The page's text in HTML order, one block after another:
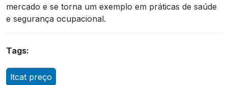
mercado e se torna um exemplo em práticas de saúde
e segurança ocupacional.
Tags:
ltcat preço